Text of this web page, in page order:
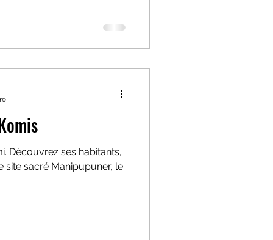
Découvrez ses habitants,
site sacré Manipupuner, le